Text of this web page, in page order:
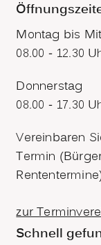
Montag bis
08.00 - 12.30
Donnerstag
08.00 - 17.30
Vereinbaren
Termin
zur
Schnell